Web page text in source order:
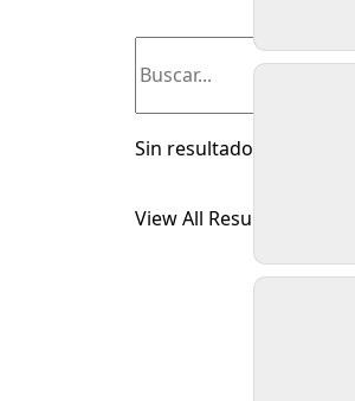
Sin resultados
View All Result